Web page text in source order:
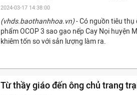
2024-03-17 14:38:00
(vhds.baothanhhoa.vn)- Có nguồn tiêu thụ
phẩm OCOP 3 sao gạo nếp Cay Nọi
khiêm tốn so với sản lượng làm ra.
Từ thầy giáo đến ông chủ trang